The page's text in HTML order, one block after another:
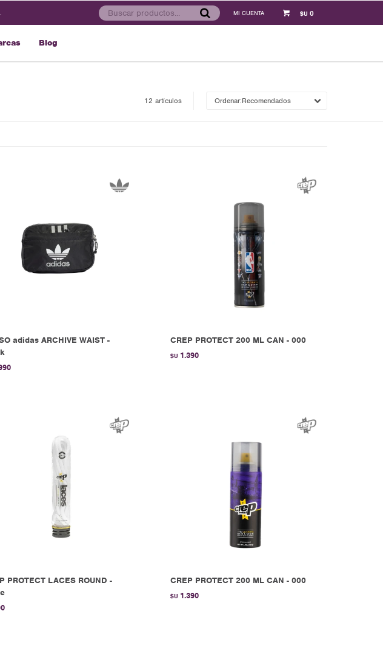
Blog
$U 0
12 artículos Recomendados
adidas ARCHIVE WAIST -
CREP PROTECT 200 ML CAN - 000
$U 1.390
PROTECT LACES ROUND -
CREP PROTECT 200 ML CAN - 000
$U 1.390